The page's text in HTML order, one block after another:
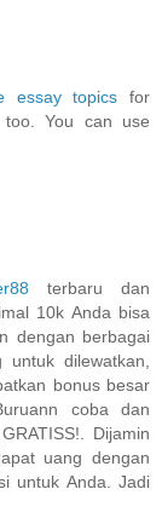
essay topics for
too. You can use
terbaru dan
10k Anda bisa
dengan berbagai
dilewatkan,
bonus besar
coba dan
Dijamin
uang dengan
untuk Anda. Jadi